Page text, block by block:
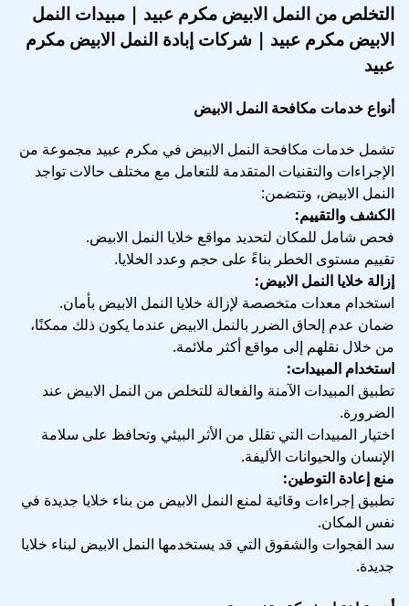
التخلص من النمل الابيض مكرم عبيد | مبيدات النمل
الابيض مكرم عبيد | شركات إبادة النمل الابيض مكرم
عبيد
أنواع خدمات مكافحة النمل الابيض
تشمل خدمات مكافحة النمل الابيض في مكرم عبيد مجموعة من
الإجراءات والتقنيات المتقدمة للتعامل مع مختلف حالات تواجد
النمل الابيض، وتتضمن:
الكشف والتقييم:
فحص شامل للمكان لتحديد مواقع خلايا النمل الابيض.
تقييم مستوى الخطر بناءً على حجم وعدد الخلايا.
إزالة خلايا النمل الابيض:
استخدام معدات متخصصة لإزالة خلايا النمل الابيض بأمان.
ضمان عدم إلحاق الضرر بالنمل الابيض عندما يكون ذلك ممكنًا،
من خلال نقلهم إلى مواقع أكثر ملائمة.
استخدام المبيدات:
تطبيق المبيدات الآمنة والفعالة للتخلص من النمل الابيض عند
الضرورة.
اختيار المبيدات التي تقلل من الأثر البيئي وتحافظ على سلامة
الإنسان والحيوانات الأليفة.
منع إعادة التوطين:
تطبيق إجراءات وقائية لمنع النمل الابيض من بناء خلايا جديدة في
نفس المكان.
سد الفجوات والشقوق التي قد يستخدمها النمل الابيض لبناء خلايا
جديدة.